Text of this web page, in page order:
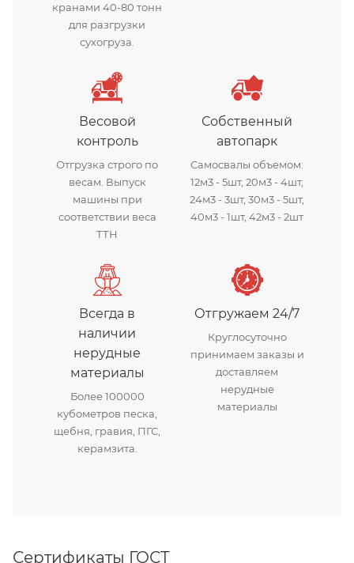
кранами 40-80 тонн
для разгрузки
сухогруза.
Весовой
контроль
Отгрузка строго по
весам. Выпуск
машины при
соответствии веса
ТТН
Собственный
автопарк
Самосвалы объемом:
12м3 - 5шт, 20м3 - 4шт,
24м3 - 3шт, 30м3 - 5шт,
40м3 - 1шт, 42м3 - 2шт
Всегда в
наличии
нерудные
материалы
Более 100000
кубометров песка,
щебня, гравия, ПГС,
керамзита.
Отгружаем 24/7
Круглосуточно
принимаем заказы и
доставляем
нерудные
материалы
Сертификаты ГОСТ